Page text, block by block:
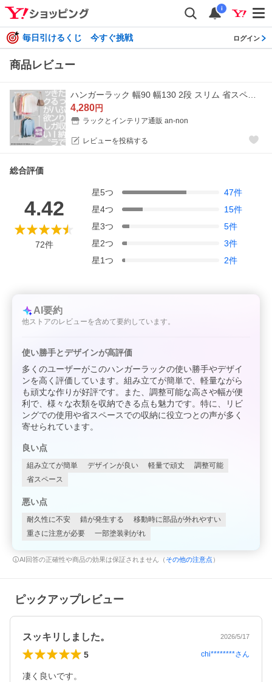
i
毎日引けるくじ 今すぐ挑戦 ログイン
商品レビュー
4,280円
ラックとインテリア通販 an-non
レビューを投稿する
総合評価
4.42
72件
星5つ 47件
星4つ 15件
星3つ 5件
星2つ 3件
星1つ 2件
AI要約
他ストアのレビューを含めて要約しています。
使い勝手とデザインが高評価
多くのユーザーがこのハンガーラックの使い勝手やデザイ
ンを高く評価しています。組み立てが簡単で、軽量ながら
も頑丈な作りが好評です。また、調整可能な高さや幅が便
利で、様々な衣類を収納できる点も魅力です。特に、リビ
ングでの使用や省スペースでの収納に役立つとの声が多く
寄せられています。
良い点
組み立てが簡単 デザインが良い 軽量で頑丈
調整可能
省スペース
悪い点
耐久性に不安 錆が発生する
移動時に部品が外れやすい
重さに注意が必要
一部塗装剥がれ
AI回答の正確性や商品の効果は保証されません（ その他の注意点 ）
ピックアップレビュー
スッキリしました。 2026/5/17
5 chi********さん
凄く良いです。